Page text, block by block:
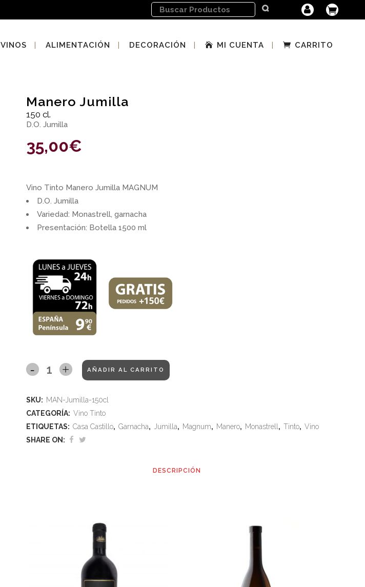
VINOS ALIMENTACIÓN DECORACIÓN MI CUENTA CARRITO
Manero Jumilla
150 cl.
D.O. Jumilla
35,00€
Vino Tinto Manero Jumilla MAGNUM
D.O. Jumilla
Variedad: Monastrell, garnacha
Presentación: Botella 1500 ml
AÑADIR AL CARRITO
SKU: MAN-Jumilla-150cl
CATEGORÍA: Vino Tinto
ETIQUETAS: Casa Castillo, Garnacha, Jumilla, Magnum, Manero, Monastrell , Tinto, Vino
SHARE ON:
DESCRIPCIÓN